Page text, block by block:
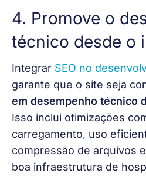
4. Promove o
técnico desde o
Integrar SEO no
garante que o site seja
em desempenho técnico
Isso inclui otimizações
carregamento, uso
compressão de arquivos
boa infraestrutura de